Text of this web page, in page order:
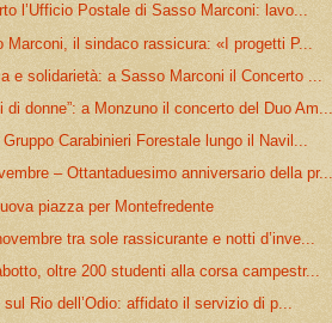
l’Ufficio Postale di Sasso Marconi: lavo...
Marconi, il sindaco rassicura: «I progetti P...
e solidarietà: a Sasso Marconi il Concerto ...
di donne”: a Monzuno il concerto del Duo
Carabinieri Forestale lungo il Navil...
– Ottantaduesimo anniversario della
piazza per Montefredente
tra sole rassicurante e notti d’inve...
oltre 200 studenti alla corsa campestr...
sul Rio dell’Odio: affidato il servizio di p...